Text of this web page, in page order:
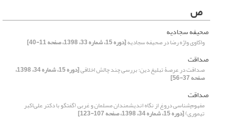
ص
صحیفه سجادیه
واکاوی واژه رضا در صحیفه سجادیه[دوره 15، شماره 33، 1398، صفحه 11-40]
صداقت
صداقت در عرصۀ تبلیغ دین؛ بررسی چند چالش اخلاقی [دوره 15، شماره 34، 1398،
صفحه 37-56]
صداقت
مفهوم‌شناسی دروغ از نگاه اندیشمندان مسلمان و غربی (گفتگو با دکتر علی‌اکبر
تیموری)[دوره 15، شماره 34، 1398، صفحه 107-123]